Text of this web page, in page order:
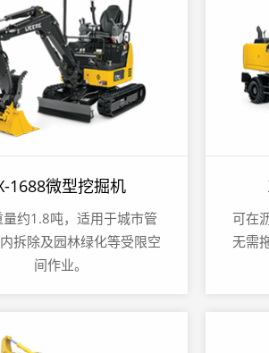
1688微型挖掘机
量约1.8吨，适用于城市管
拆除及园林绿化等受限空
间作业。
可在
无需